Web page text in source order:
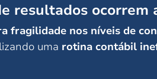
resultados ocorrem
fragilidade nos níveis de
uma rotina contábil